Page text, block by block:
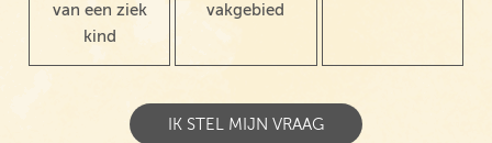
van een ziek
kind
vakgebied